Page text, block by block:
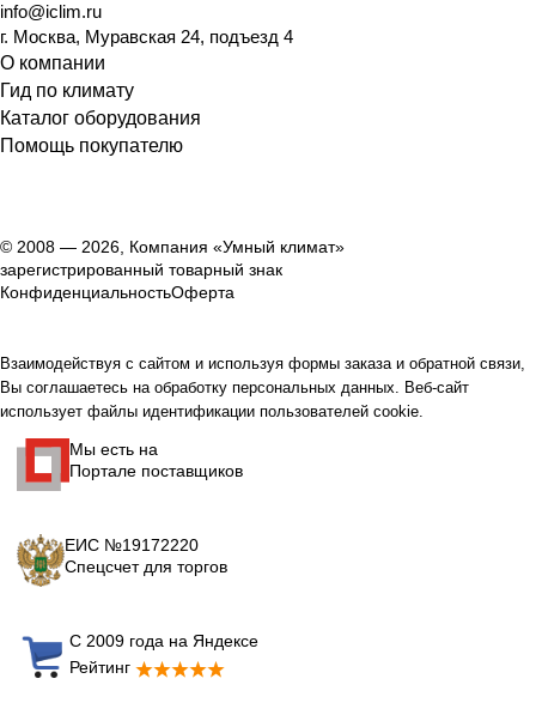
info@iclim.ru
г. Москва, Муравская 24, подъезд 4
О компании
Гид по климату
Каталог оборудования
Помощь покупателю
© 2008 — 2026, Компания «Умный климат»
зарегистрированный товарный знак
КонфиденциальностьОферта
Взаимодействуя с сайтом и используя формы заказа и обратной связи,
Вы соглашаетесь на обработку персональных данных. Веб-сайт
использует файлы идентификации пользователей cookie.
Мы есть на
Портале поставщиков
ЕИС №19172220
Спецсчет для торгов
С 2009 года на Яндексе
Рейтинг